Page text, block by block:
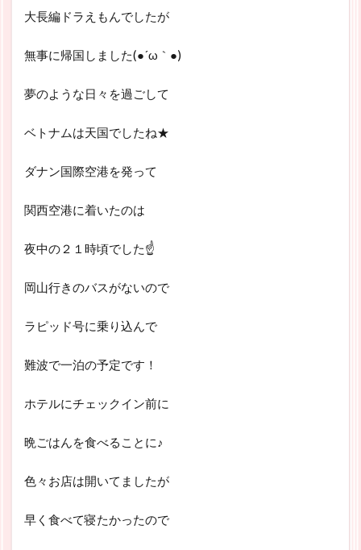
大長編ドラえもんでしたが
無事に帰国しました(●´ω｀●)
夢のような日々を過ごして
ベトナムは天国でしたね★
ダナン国際空港を発って
関西空港に着いたのは
夜中の２１時頃でした☝
岡山行きのバスがないので
ラピッド号に乗り込んで
難波で一泊の予定です！
ホテルにチェックイン前に
晩ごはんを食べることに♪
色々お店は開いてましたが
早く食べて寝たかったので